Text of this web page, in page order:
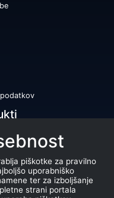
piškotke za pravilno
uporabniško
ter za izboljšanje
strani portala